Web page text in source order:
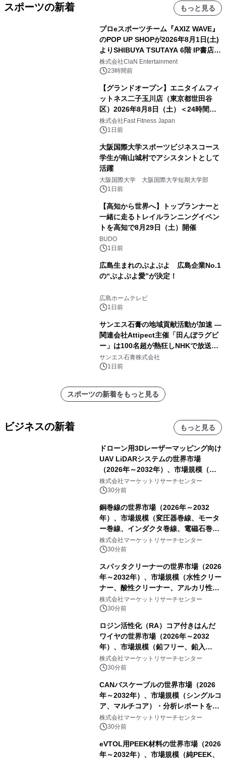
スポーツの新着 もっと見る
プロeスポーツチーム『AXIZ WAVE』
のPOP UP SHOPが2026年8月1日(土)
よりSHIBUYA TSUTAYA 6階 IP書店で
開催決定！！
株式会社ClaN Entertainment
23時間前
【グランドオープン】エニタイムフィ
ットネス二子玉川店（東京都世田谷
区）2026年8月8日（土）＜24時間年
中無休のフィットネスジム＞
株式会社Fast Fitness Japan
1日前
大阪国際大学スポーツビジネスコース
学生が南山城村でアシスタントとして
活躍
大阪国際大学 大阪国際大学短期大学部
1日前
【高知から世界へ】トップランナーと
一緒に走るトレイルランニングイベン
トを高知で8月29日（土）開催
BUDO
1日前
広島生まれのぷよぷよ 広島企業No.1
の“ぷよぷよ愛”が決定！
広島ホームテレビ
1日前
サンエス石膏の地域貢献活動が加速 ―
関連会社Attipect主催「田んぼラグビ
ー」は100名超が熱狂しNHKで放送さ
れました。
サンエス石膏株式会社
1日前
スポーツの新着をもっと見る
ビジネスの新着 もっと見る
ドローン用3Dレーザーマッピング向け
UAV LiDARシステムの世界市場
（2026年～2032年）、市場規模（長
距離LiDARシステム、中距離LiDARシ
ステム、短距離LiDARシステム）・分
株式会社マーケットリサーチセンター
30分前
銅巻線の世界市場（2026年～2032
年）、市場規模（変圧器巻線、モータ
ー巻線、インダクタ巻線、電磁石巻
線）・分析レポートを発表
株式会社マーケットリサーチセンター
30分前
スパッタクリーナーの世界市場（2026
年～2032年）、市場規模（水性クリー
ナー、酸性クリーナー、アルカリ性ク
リーナー、溶剤系クリーナー、半水性
クリーナー）・分析レポートを発表
株式会社マーケットリサーチセンター
30分前
ロジン活性化（RA）コア付きはんだ
ワイヤの世界市場（2026年～2032
年）、市場規模（鉛フリー、鉛入
り）・分析レポートを発表
株式会社マーケットリサーチセンター
30分前
CANバスケーブルの世界市場（2026
年～2032年）、市場規模（シングルコ
ア、マルチコア）・分析レポートを発
表
株式会社マーケットリサーチセンター
30分前
eVTOL用PEEK材料の世界市場（2026
年～2032年）、市場規模（純PEEK、